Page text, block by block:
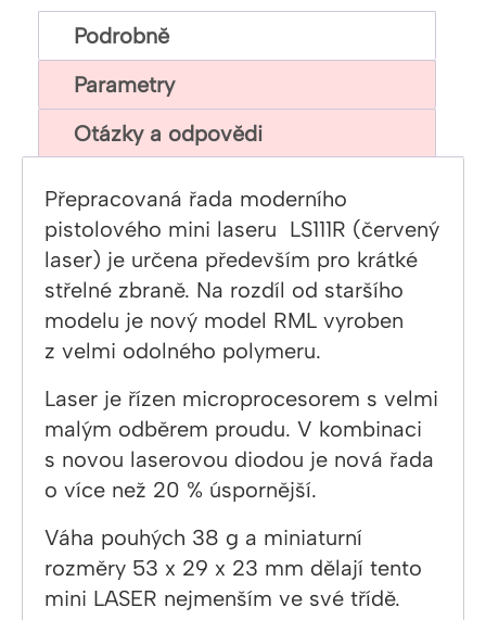
Podrobně
Parametry
Otázky a odpovědi
Přepracovaná řada moderního
pistolového mini laseru LS111R (červený
laser) je určena především pro krátké
střelné zbraně. Na rozdíl od staršího
modelu je nový model RML vyroben
z velmi odolného polymeru.
Laser je řízen microprocesorem s velmi
malým odběrem proudu. V kombinaci
s novou laserovou diodou je nová řada
o více než 20 % úspornější.
Váha pouhých 38 g a miniaturní
rozměry 53 x 29 x 23 mm dělají tento
mini LASER nejmenším ve své třídě.